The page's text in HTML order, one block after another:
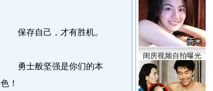
保存自己，才有胜机。
勇士般坚强是你们的本
色！
闺房视频自拍曝光